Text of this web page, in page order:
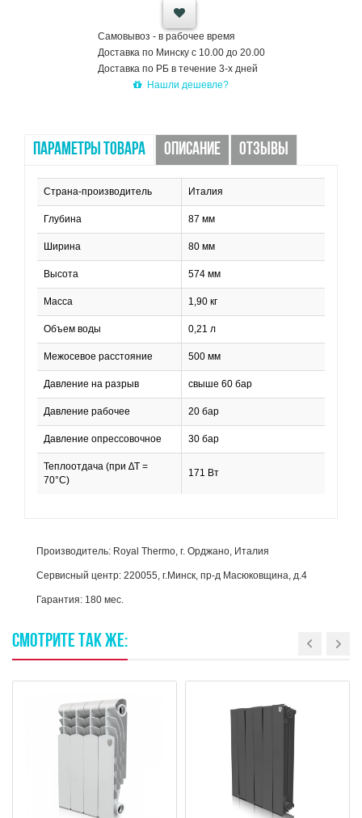
Самовывоз - в рабочее время
Доставка по Минску с 10.00 до 20.00
Доставка по РБ в течение 3-х дней
Нашли дешевле?
ПАРАМЕТРЫ ТОВАРА ОПИСАНИЕ ОТЗЫВЫ
Страна-производитель Италия
Глубина 87 мм
Ширина 80 мм
Высота 574 мм
Масса 1,90 кг
Объем воды 0,21 л
Межосевое расстояние 500 мм
Давление на разрыв свыше 60 бар
Давление рабочее 20 бар
Давление опрессовочное 30 бар
Теплоотдача (при ∆T =
70°C)
171 Вт
Производитель: Royal Thermo, г. Орджано, Италия
Сервисный центр: 220055, г.Минск, пр-д Масюковщина, д.4
Гарантия: 180 мес.
СМОТРИТЕ ТАКЖЕ: